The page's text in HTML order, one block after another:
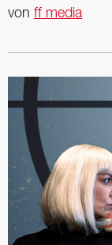
von ff media